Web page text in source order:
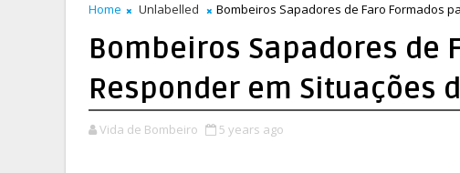
Home Unlabelled Bombeiros Sapadores de Faro Formados
Bombeiros Sapadores de
Responder em Situações
Vida de Bombeiro 5 years ago